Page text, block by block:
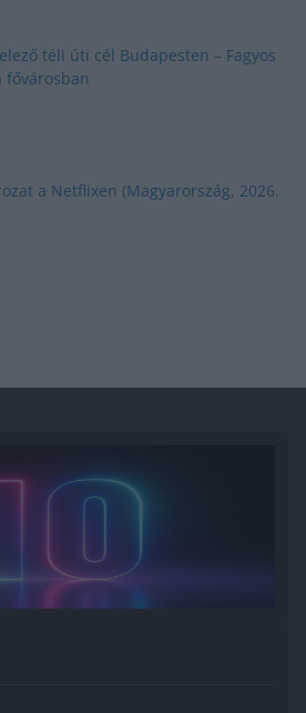
téli úti cél Budapesten – Fagyos
fővárosban
a Netflixen (Magyarország, 2026.